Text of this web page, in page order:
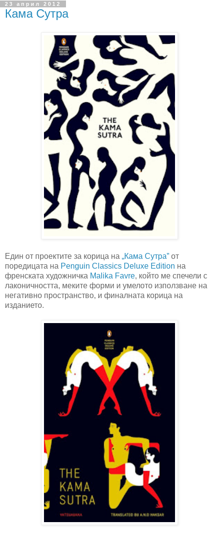
23 април 2012
Кама Сутра
Един от проектите за корица на „Кама Сутра” от
поредицата на Penguin Classics Deluxe Edition на
френската художничка Malika Favre, който ме спечели с
лаконичността, меките форми и умелото използване на
негативно пространство, и финалната корица на
изданието.